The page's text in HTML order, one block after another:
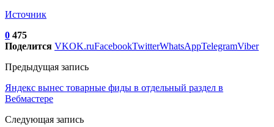
Источник
0 475
Поделится VKOK.ruFacebookTwitterWhatsAppTelegramViber
Предыдущая запись
Яндекс вынес товарные фиды в отдельный раздел в
Вебмастере
Следующая запись